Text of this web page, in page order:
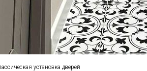
установка дверей